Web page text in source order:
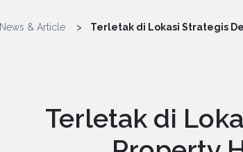
News & Article Terletak di Lokasi Strategis
Terletak di